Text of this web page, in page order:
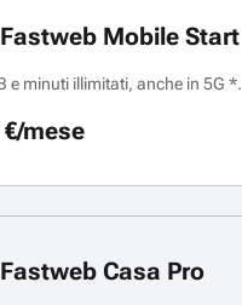
Fastweb Mobile Start
e minuti illimitati, anche in 5G *.
mese
Fastweb Casa Pro